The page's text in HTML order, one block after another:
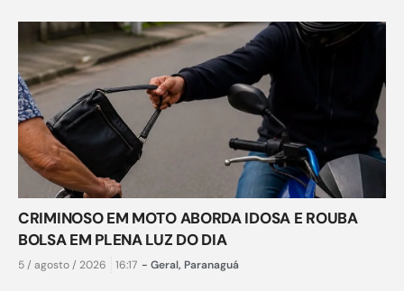
CRIMINOSO EM MOTO ABORDA IDOSA E ROUBA
BOLSA EM PLENA LUZ DO DIA
5 / agosto / 2026 16:17 - Geral, Paranaguá